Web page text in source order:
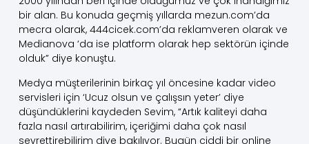
bir alan. Bu konuda geçmiş yıllarda mezun.com’da
mecra olarak, 444cicek.com’da reklamveren olarak ve
Medianova ‘da ise platform olarak hep sektörün içinde
olduk” diye konuştu.
Medya müşterilerinin birkaç yıl öncesine kadar video
servisleri için ‘Ucuz olsun ve çalışsın yeter’ diye
düşündüklerini kaydeden Sevim, “Artık kaliteyi daha
fazla nasıl artırabilirim, içeriğimi daha çok nasıl
seyrettirebilirim diye bakılıyor. Bugün ciddi bir online